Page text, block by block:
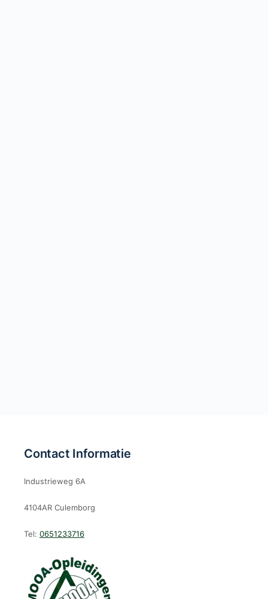
Contact Informatie
Industrieweg 6A
4104AR Culemborg
Tel: 0651233716